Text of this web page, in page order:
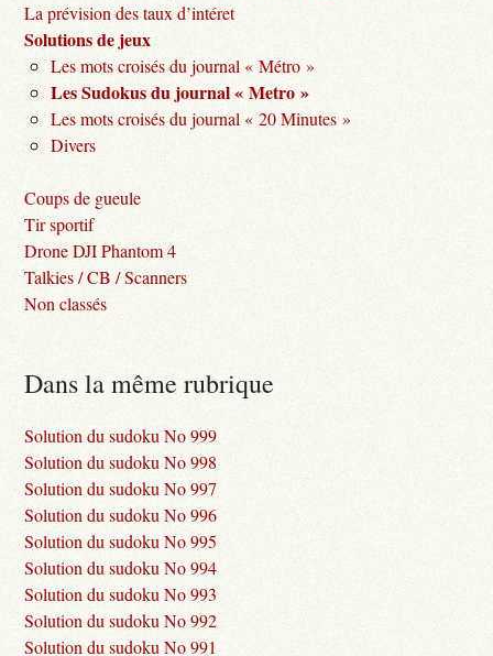
La prévision des taux d’intéret
Solutions de jeux
Les mots croisés du journal « Métro »
Les Sudokus du journal « Metro »
Les mots croisés du journal « 20 Minutes »
Divers
Coups de gueule
Tir sportif
Drone DJI Phantom 4
Talkies / CB / Scanners
Non classés
Dans la même rubrique
Solution du sudoku No 999
Solution du sudoku No 998
Solution du sudoku No 997
Solution du sudoku No 996
Solution du sudoku No 995
Solution du sudoku No 994
Solution du sudoku No 993
Solution du sudoku No 992
Solution du sudoku No 991